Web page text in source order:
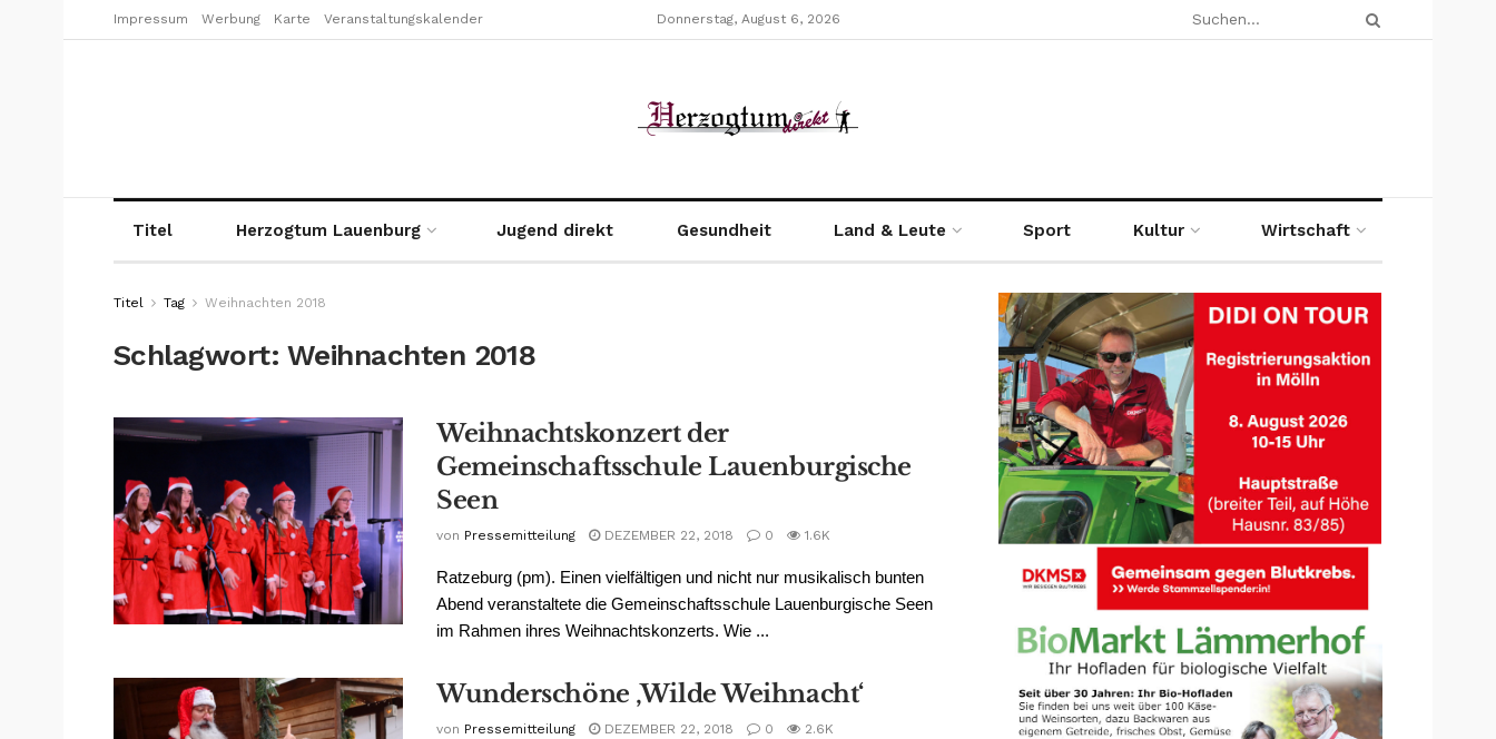
Impressum Werbung Karte Veranstaltungskalender Donnerstag, August 6, 2026
Titel Herzogtum Lauenburg Jugend direkt Gesundheit Land & Leute Sport Kultur Wirtschaft
Titel Tag Weihnachten 2018
Schlagwort: Weihnachten 2018
Weihnachtskonzert der
Gemeinschaftsschule Lauenburgische
Seen
von Pressemitteilung DEZEMBER 22, 2018 0 1.6K
Ratzeburg (pm). Einen vielfältigen und nicht nur musikalisch bunten
Abend veranstaltete die Gemeinschaftsschule Lauenburgische Seen
im Rahmen ihres Weihnachtskonzerts. Wie ...
Wunderschöne ‚Wilde Weihnacht‘
von Pressemitteilung DEZEMBER 22, 2018 0 2.6K